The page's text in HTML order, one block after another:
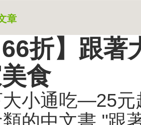
章
66折】跟
食
小通吃—25元